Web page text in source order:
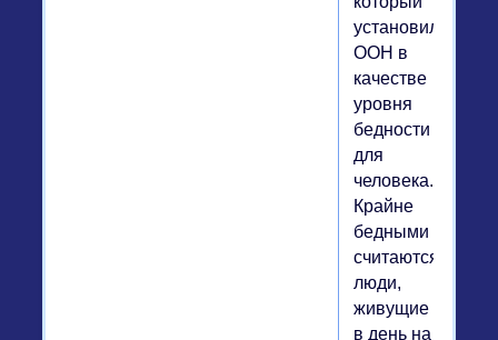
установил
ООН в
качестве
уровня
бедности
для
человека.
Крайне
бедными
считаются
люди,
живущие
в день на